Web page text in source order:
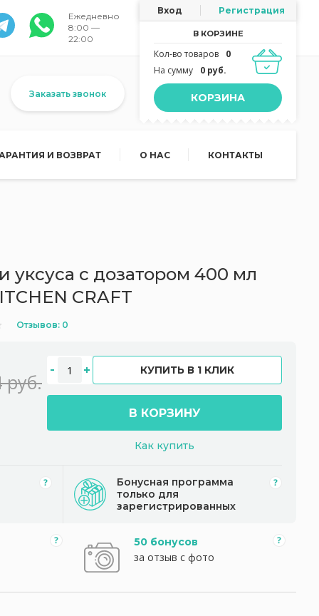
Ежедневно
8:00 —
22:00
Вход Регистрация
В КОРЗИНЕ
Кол-во товаров
0
На сумму
0 руб.
КОРЗИНА
Заказать звонок
И ВОЗВРАТ О НАС КОНТАКТЫ
уксуса с дозатором 400 мл
CRAFT
Отзывов: 0
руб. КУПИТЬ В 1 КЛИК
В КОРЗИНУ
Как купить
Бонусная программа
только для
зарегистрированных
50 бонусов
за отзыв с фото